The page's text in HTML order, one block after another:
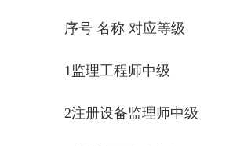
序号 名称 对
1监理工程师中
2注册设备监理师中级